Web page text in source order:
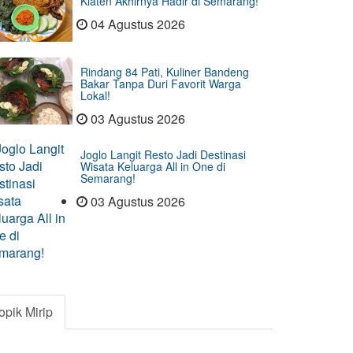
04 Agustus 2026
Rindang 84 Pati, Kuliner Bandeng
Bakar Tanpa Duri Favorit Warga
Lokal!
03 Agustus 2026
Joglo Langit Resto Jadi Destinasi
Wisata Keluarga All in One di
Semarang!
03 Agustus 2026
Mirip